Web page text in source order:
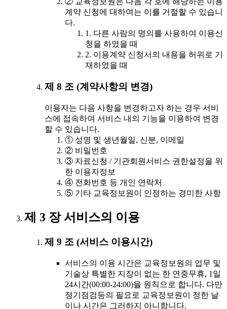
계약 신청에 대하여는 이를 거절할 수 있습니
다.
1. 다른 사람의 명의를 사용하여 이용신
청을 하였을 때
2. 이용계약 신청서의 내용을 허위로 기
재하였을 때
제 8 조 (계약사항의 변경)
이용자는 다음 사항을 변경하고자 하는 경우 서비
스에 접속하여 서비스 내의 기능을 이용하여 변경
할 수 있습니다.
① 성명 및 생년월일, 신분, 이메일
② 비밀번호
③ 자료신청 / 기관회원서비스 권한설정을 위
한 이용자정보
④ 전화번호 등 개인 연락처
⑤ 기타 교육정보원이 인정하는 경미한 사항
제 3 장 서비스의 이용
제 9 조 (서비스 이용시간)
서비스의 이용 시간은 교육정보원의 업무 및
기술상 특별한 지장이 없는 한 연중무휴, 1일
24시간(00:00-24:00)을 원칙으로 합니다. 다만
정기점검등의 필요로 교육정보원이 정한 날
이나 시간은 그러하지 아니합니다.